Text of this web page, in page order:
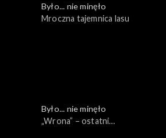
Było... nie minęło
Mroczna tajemnica lasu
Było... nie minęło
„Wrona” – ostatni